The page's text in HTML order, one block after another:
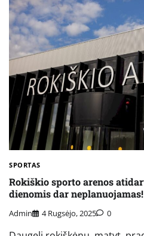
SPORTAS
Rokiškio sporto arenos
dienomis dar neplanuojamas!
Admin 4 Rugsėjo, 2025 0